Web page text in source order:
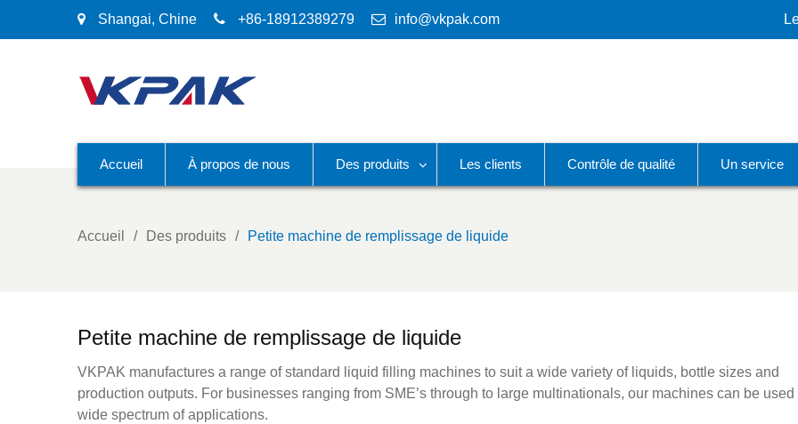
Shangai, Chine +86-18912389279 info@vkpak.com
Accueil À propos de nous Des produits Les clients Contrôle de qualité Un service
Accueil Des produits Petite machine de remplissage de liquide
Petite machine de remplissage de liquide
VKPAK manufactures a range of standard liquid filling machines to suit a wide variety of liquids, bottle sizes and
production outputs. For businesses ranging from SME’s through to large multinationals, our machines can be used
wide spectrum of applications.